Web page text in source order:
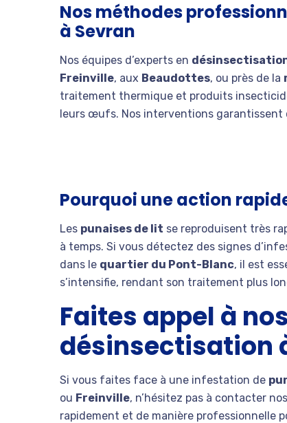
Nos méthodes
à Sevran
Nos équipes d’experts en
Freinville, aux Beaudottes, ou près de la
traitement thermique et produits
leurs œufs. Nos interventions garantissent
Pourquoi une action
Les punaises de lit se reproduisent très
à temps. Si vous détectez des signes
dans le quartier du Pont-Blanc, il est
s’intensifie, rendant son traitement plus
Faites appel à
désinsectisation
Si vous faites face à une infestation de
ou Freinville, n’hésitez pas à contacter
rapidement et de manière professionnelle